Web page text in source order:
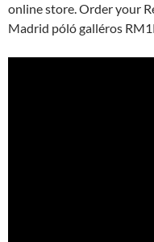
online store. Order your
Madrid póló galléros